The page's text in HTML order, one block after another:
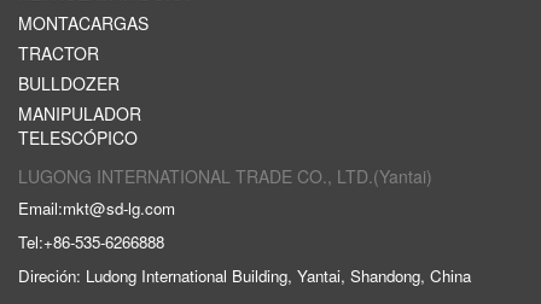
MONTACARGAS
TRACTOR
BULLDOZER
MANIPULADOR
TELESCÓPICO
LUGONG INTERNATIONAL TRADE CO., LTD.(Yantai)
Email:mkt@sd-lg.com
Tel:+86-535-6266888
Direción: Ludong International Building, Yantai, Shandong, China